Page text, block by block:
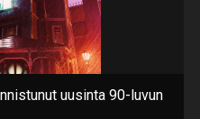
uusinta 90-luvun